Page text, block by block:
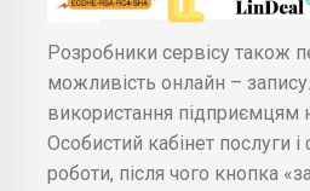
Розробники сервісу також
можливість онлайн –
використання підприємцям
Особистий кабінет послуги
роботи, після чого кнопка